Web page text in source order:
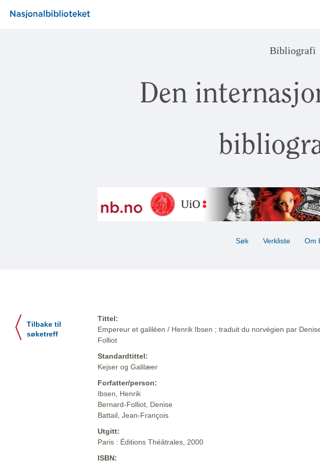
Bibliografi
Den
Søk Verkliste Om
Tilbake til
søketreff
Tittel:
Empereur et galiléen / Henrik Ibsen ; traduit du norvégien par
Folliot
Standardtittel:
Kejser og Galilæer
Forfatter/person:
Ibsen, Henrik
Bernard-Folliot, Denise
Battail, Jean-François
Utgitt:
Paris : Éditions Théâtrales, 2000
ISBN: